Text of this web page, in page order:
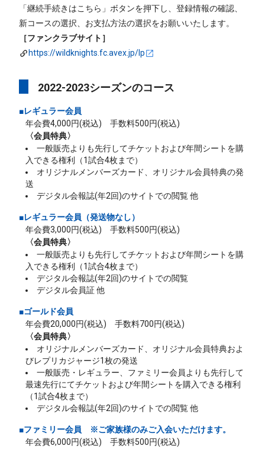
「継続手続きはこちら」ボタンを押下し、登録情報の確認、
新コースの選択、お支払方法の選択をお願いいたします。
［ファンクラブサイト］
https://wildknights.fc.avex.jp/lp
2022-2023シーズンのコース
■レギュラー会員
年会費4,000円(税込) 手数料500円(税込)
〈会員特典〉
一般販売よりも先行してチケットおよび年間シートを購
入できる権利（1試合4枚まで）
オリジナルメンバーズカード、オリジナル会員特典の発
送
デジタル会報誌(年2回)のサイトでの閲覧 他
■レギュラー会員（発送物なし）
年会費3,000円(税込) 手数料500円(税込)
〈会員特典〉
一般販売よりも先行してチケットおよび年間シートを購
入できる権利（1試合4枚まで）
デジタル会報誌(年2回)のサイトでの閲覧
デジタル会員証 他
■ゴールド会員
年会費20,000円(税込) 手数料700円(税込)
〈会員特典〉
オリジナルメンバーズカード、オリジナル会員特典およ
びレプリカジャージ1枚の発送
一般販売・レギュラー、ファミリー会員よりも先行して
最速先行にてチケットおよび年間シートを購入できる権利
（1試合4枚まで）
デジタル会報誌(年2回)のサイトでの閲覧 他
■ファミリー会員
※ご家族様のみご入会いただけます。
年会費6,000円(税込) 手数料500円(税込)